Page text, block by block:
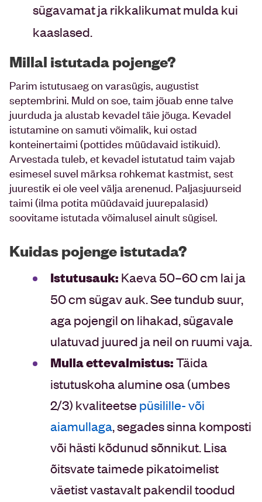
sügavamat ja rikkalikumat mulda kui
kaaslased.
Millal istutada pojenge?
Parim istutusaeg on varasügis, augustist
septembrini. Muld on soe, taim jõuab enne talve
juurduda ja alustab kevadel täie jõuga. Kevadel
istutamine on samuti võimalik, kui ostad
konteinertaimi (pottides müüdavaid istikuid).
Arvestada tuleb, et kevadel istutatud taim vajab
esimesel suvel märksa rohkemat kastmist, sest
juurestik ei ole veel välja arenenud. Paljasjuurseid
taimi (ilma potita müüdavaid juurepalasid)
soovitame istutada võimalusel ainult sügisel.
Kuidas pojenge istutada?
Istutusauk: Kaeva 50–60 cm lai ja
50 cm sügav auk. See tundub suur,
aga pojengil on lihakad, sügavale
ulatuvad juured ja neil on ruumi vaja.
Mulla ettevalmistus:Täida
istutuskoha alumine osa (umbes
2/3) kvaliteetse püsilille- või
aiamullaga, segades sinna komposti
või hästi kõdunud sõnnikut. Lisa
õitsvate taimede pikatoimelist
väetist vastavalt pakendil toodud